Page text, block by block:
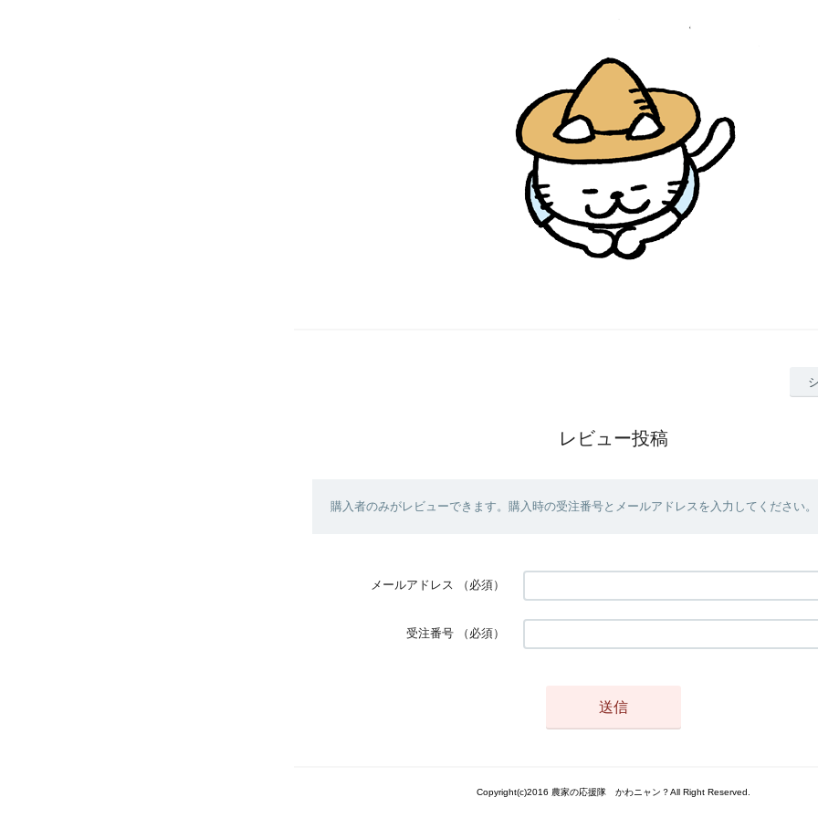
レビュー投稿
購入者のみがレビューできます。購入時の受注番号とメールアドレスを入力してください。
メールアドレス （必須）
受注番号 （必須）
Copyright(c)2016 農家の応援隊 かわニャン？All Right Reserved.